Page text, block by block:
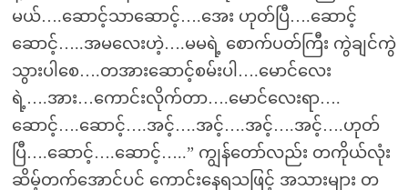
မယ်….ဆောင့်သာဆောင့်….အေး ဟုတ်ပြီ….ဆောင့်
ဆောင့်…..အမလေးဟဲ့….မမရဲ့ စောက်ပတ်ကြီး ကွဲချင်ကွဲ
သွားပါစေ….တအားဆောင့်စမ်းပါ….မောင်လေး
ရဲ့….အား…ကောင်းလိုက်တာ….မောင်လေးရာ….
ဆောင့်….ဆောင့်….အင့်….အင့်….အင့်….အင့်….ဟုတ်
ပြီ….ဆောင့်….ဆောင့်…..” ကျွန်တော်လည်း တကိုယ်လုံး
ဆိမ့်တက်အောင်ပင် ကောင်းနေရသဖြင့် အသားများ တ